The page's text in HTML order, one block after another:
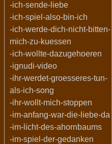
-ich-sende-liebe
-ich-spiel-also-bin-ich
-ich-werde-dich-nicht-bitten-
mich-zu-kuessen
-ich-wollte-dazugehoeren
-ignudi-video
-ihr-werdet-groesseres-tun-
als-ich-song
-ihr-wollt-mich-stoppen
-im-anfang-war-die-liebe-da
-im-licht-des-ahornbaums
-im-spiel-der-gedanken